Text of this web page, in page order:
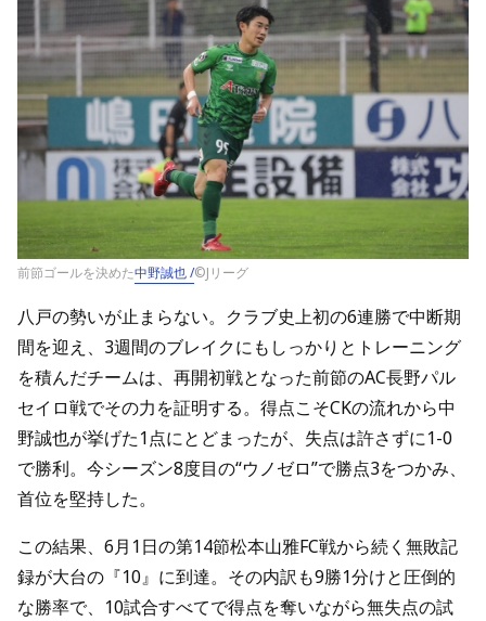
前節ゴールを決めた中野誠也 /©Jリーグ
八戸の勢いが止まらない。クラブ史上初の6連勝で中断期
間を迎え、3週間のブレイクにもしっかりとトレーニング
を積んだチームは、再開初戦となった前節のAC長野パル
セイロ戦でその力を証明する。得点こそCKの流れから中
野誠也が挙げた1点にとどまったが、失点は許さずに1-0
で勝利。今シーズン8度目の“ウノゼロ”で勝点3をつかみ、
首位を堅持した。
この結果、6月1日の第14節松本山雅FC戦から続く無敗記
録が大台の『10』に到達。その内訳も9勝1分けと圧倒的
な勝率で、10試合すべてで得点を奪いながら無失点の試